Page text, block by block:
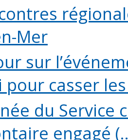
Mer
sur
pour casser les
du Service
engagé